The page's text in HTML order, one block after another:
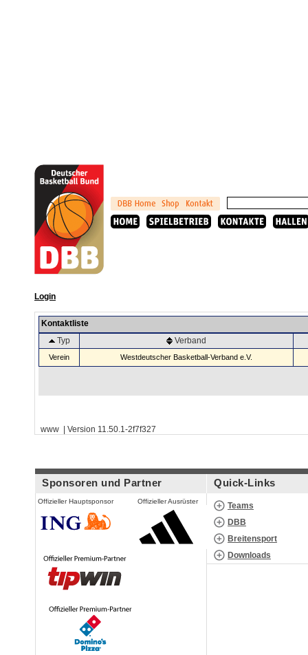
Login
Kontaktliste
Typ
Verband
Verein Westdeutscher Basketball-Verband e.V.
www | Version 11.50.1-2f7f327
Sponsoren und Partner
Offizieller Hauptsponsor Offizieller Ausrüster
Quick-Links
Teams
DBB
Breitensport
Downloads